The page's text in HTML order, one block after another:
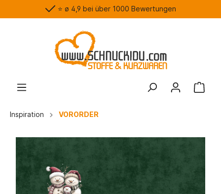
⭐️ ø 4,9 bei über 1000 Bewertungen
Inspiration VORORDER